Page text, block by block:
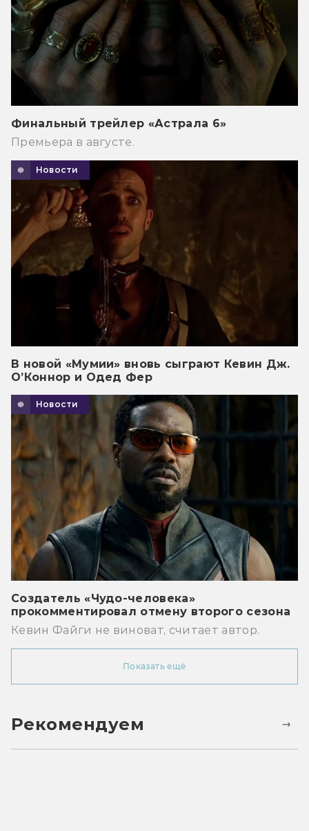
Финальный трейлер «Астрала 6»
Премьера в августе.
Новости
В новой «Мумии» вновь сыграют Кевин Дж.
О’Коннор и Одед Фер
Новости
Создатель «Чудо-человека»
прокомментировал отмену второго сезона
Кевин Файги не виноват, считает автор.
Показать ещё
Рекомендуем